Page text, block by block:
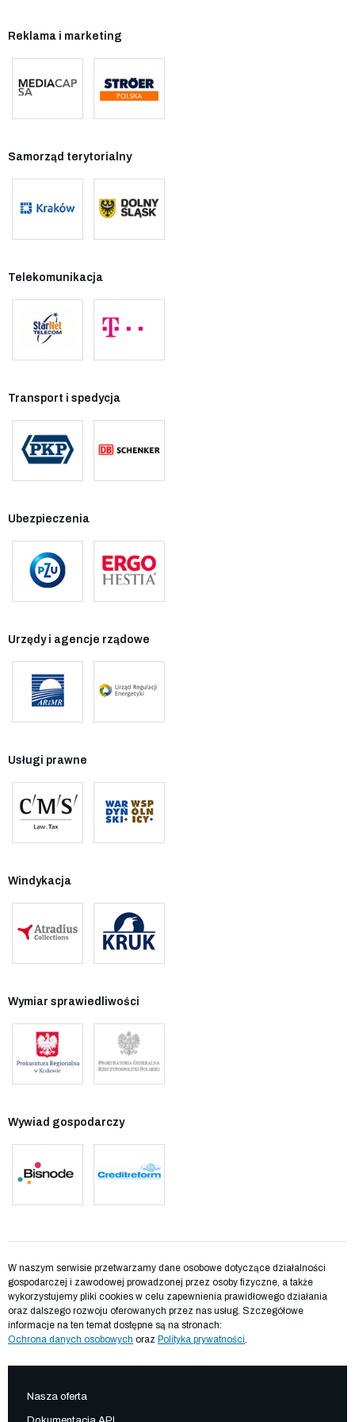
Reklama i marketing
Samorząd terytorialny
Telekomunikacja
Transport i spedycja
Ubezpieczenia
Urzędy i agencje rządowe
Usługi prawne
Windykacja
Wymiar sprawiedliwości
Wywiad gospodarczy
W naszym serwisie przetwarzamy dane osobowe dotyczące działalności
gospodarczej i zawodowej prowadzonej przez osoby fizyczne, a także
wykorzystujemy pliki cookies w celu zapewnienia prawidłowego działania
oraz dalszego rozwoju oferowanych przez nas usług. Szczegółowe
informacje na ten temat dostępne są na stronach:
Ochrona danych osobowych oraz Polityka prywatności.
Nasza oferta